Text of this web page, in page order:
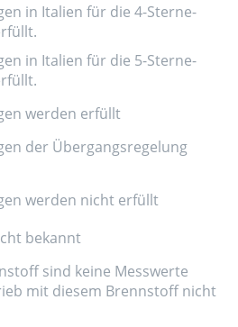
in Italien für die 4-Sterne-
in Italien für die 5-Sterne-
werden erfüllt
der Übergangsregelung
werden nicht erfüllt
bekannt
sind keine Messwerte
mit diesem Brennstoff nicht